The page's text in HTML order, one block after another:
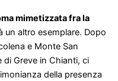
mimetizzata fra la
un altro esemplare. Dopo
e Monte San
di Greve in Chianti, ci
della presenza